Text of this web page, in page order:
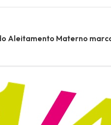
Aleitamento Materno